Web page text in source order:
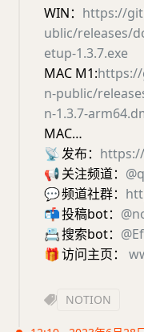
WIN： https://
ublic/releases/
etup-1.3.7.exe
MAC M1:
n-public/
n-1.3.7-
MAC…
📡发布：
📢关注频道：
💬频道社群：
📬投稿bot：
📇搜索bot：
🎁访问主页：
NOTION